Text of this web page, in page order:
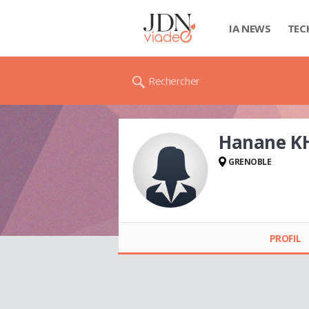
IA NEWS
Rechercher
Hanane
GRENOBLE
PROFIL